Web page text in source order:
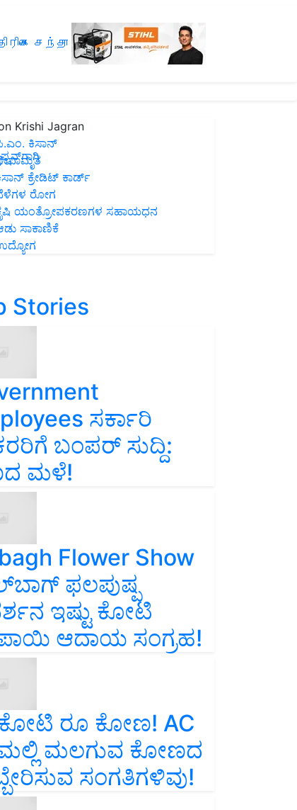
சந்தா
Krishi Jagran
ಕಿಸಾನ್
ಕ್ರೇಡಿಟ್ ಕಾರ್ಡ್
ರೋಗ
ಯಂತ್ರೋಪಕರಣಗಳ ಸಹಾಯಧನ
ಸಾಕಾಣಿಕೆ
Stories
ಸರ್ಕಾರಿ
ಬಂಪರ್‌ ಸುದ್ದಿ:
ಮಳೆ!
Flower Show
ಫಲಪುಷ್ಪ
ಇಷ್ಟು ಕೋಟಿ
ಆದಾಯ ಸಂಗ್ರಹ!
ರೂ ಕೋಣ! AC
ಮಲಗುವ ಕೋಣದ
ಸಂಗತಿಗಳಿವು!